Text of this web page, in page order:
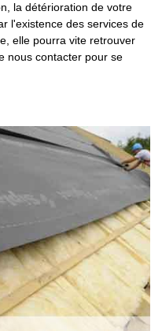
la détérioration de votre
l'existence des services de
elle pourra vite retrouver
nous contacter pour se